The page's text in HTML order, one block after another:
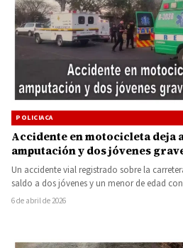
POLICIACA
Accidente en motocicleta deja
amputación y dos jóvenes
Un accidente vial registrado sobre la
saldo a dos jóvenes y un menor de edad
6 de abril de 2026